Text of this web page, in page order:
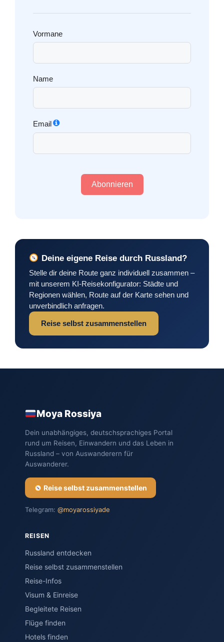
Vormane
Name
Email
Abonnieren
Deine eigene Reise durch Russland?
Stelle dir deine Route ganz individuell zusammen –
mit unserem KI-Reisekonfigurator: Städte und
Regionen wählen, Route auf der Karte sehen und
unverbindlich anfragen.
Reise selbst zusammenstellen
Moya Rossiya
Dein unabhängiges, deutschsprachiges Portal
rund um Reisen, Einwandern und das Leben in
Russland – von Auswanderern für
Auswanderer.
Reise selbst zusammenstellen
Telegram: @moyarossiyade
REISEN
Russland entdecken
Reise selbst zusammenstellen
Reise-Infos
Visum & Einreise
Begleitete Reisen
Flüge finden
Hotels finden